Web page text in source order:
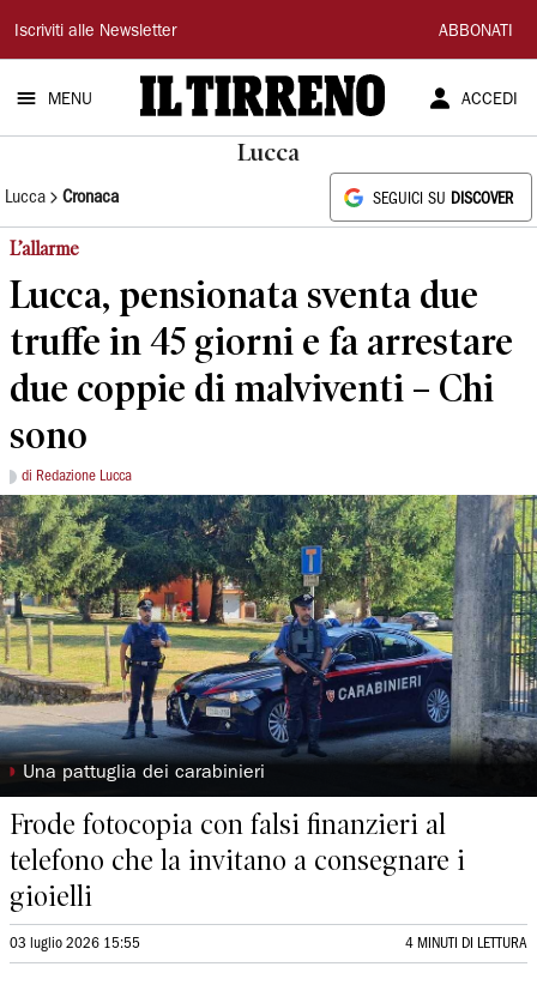
Il
Tirreno
Iscriviti alle Newsletter ABBONATI
MENU ACCEDI
Lucca
Lucca Cronaca SEGUICI SU DISCOVER
L’allarme
Lucca, pensionata sventa due
truffe in 45 giorni e fa arrestare
due coppie di malviventi – Chi
sono
di Redazione Lucca
◗ Una pattuglia dei carabinieri
Frode fotocopia con falsi finanzieri al
telefono che la invitano a consegnare i
gioielli
03 luglio 2026 15:55 4 MINUTI DI LETTURA